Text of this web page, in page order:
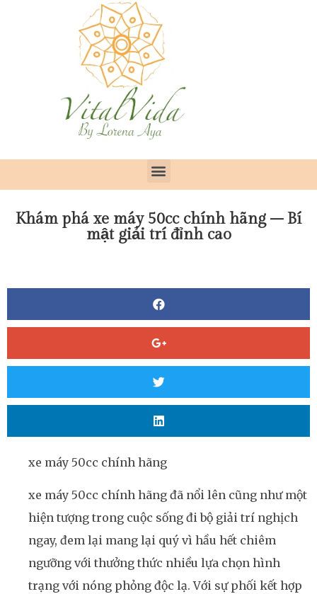
Khám phá xe máy 50cc chính hãng – Bí
mật giải trí đỉnh cao
xe máy 50cc chính hãng
xe máy 50cc chính hãng đã nổi lên cũng như một
hiện tượng trong cuộc sống đi bộ giải trí nghịch
ngay, đem lại mang lại quý vì hầu hết chiêm
ngưỡng với thưởng thức nhiều lựa chọn hình
trạng với nóng phỏng độc lạ. Với sự phối kết hợp